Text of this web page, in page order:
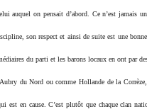
auquel on pensait d’abord. Ce n’est jamais
son respect et ainsi de suite est une
du parti et les barons locaux en ont par
du Nord ou comme Hollande de la
est en cause. C’est plutôt que chaque clan